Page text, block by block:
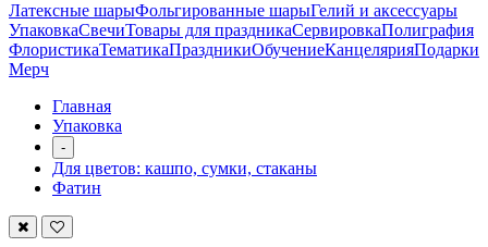
Латексные шарыФольгированные шарыГелий и аксессуары
УпаковкаСвечиТовары для праздникаСервировкаПолиграфия
ФлористикаТематикаПраздникиОбучениеКанцелярияПодарки
Мерч
Главная
Упаковка
-
Для цветов: кашпо, сумки, стаканы
Фатин